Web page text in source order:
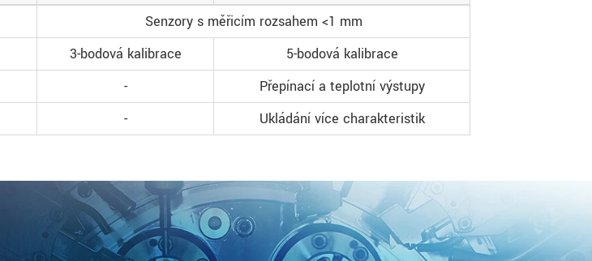
Senzory s měřicím rozsahem <1 mm
3-bodová kalibrace
5-bodová kalibrace
-
Přepínací a teplotní výstupy
- Ukládání více charakteristik